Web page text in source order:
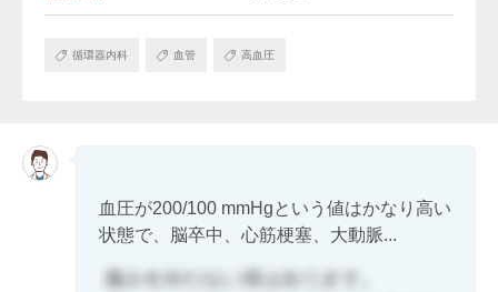
循環器内科 血管 高血圧
血圧が200/100 mmHgという値はかなり高い
状態で、脳卒中、心筋梗塞、大動脈...